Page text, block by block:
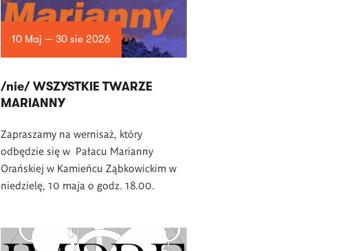
10 Maj — 30 sie 2026
/nie/ WSZYSTKIE TWARZE
MARIANNY
Zapraszamy na wernisaż, który
odbędzie się w Pałacu Marianny
Orańskiej w Kamieńcu Ząbkowickim w
niedzielę, 10 maja o godz. 18.00.